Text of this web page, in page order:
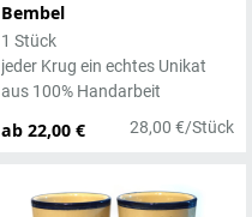
Bembel
ab 22,00 € 28,00 €/Stück
1 Stück
jeder Krug ein echtes Unikat
aus 100% Handarbeit